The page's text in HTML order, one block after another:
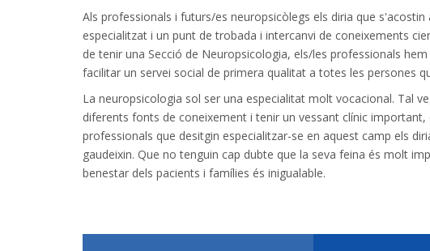
Als professionals i futurs/es neuropsicòlegs els diria que
especialitzat i un punt de trobada i intercanvi de coneixements
de tenir una Secció de Neuropsicologia, els/les professionals
facilitar un servei social de primera qualitat a totes les persones
La neuropsicologia sol ser una especialitat molt vocacional. Tal
diferents fonts de coneixement i tenir un vessant clínic
professionals que desitgin especialitzar-se en aquest camp els
gaudeixin. Que no tenguin cap dubte que la seva feina és molt
benestar dels pacients i famílies és inigualable.